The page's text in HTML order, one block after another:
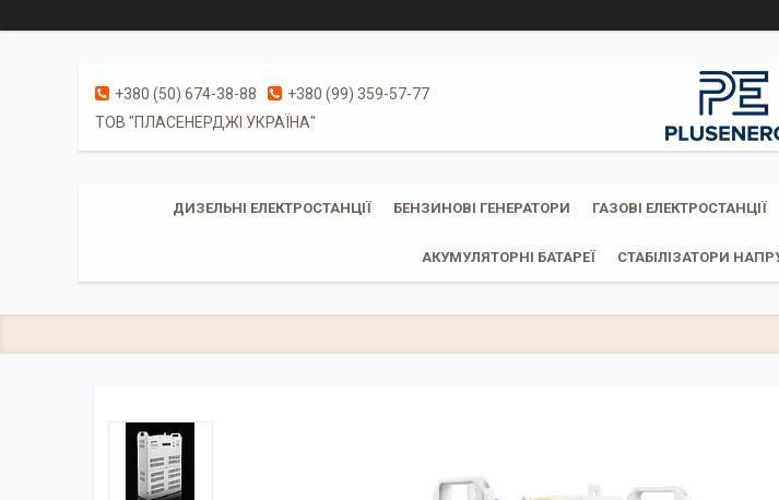
+380 (50) 674-38-88
+380 (99) 359-57-77
ТОВ "ПЛАСЕНЕРДЖІ УКРАЇНА"
ДИЗЕЛЬНІ ЕЛЕКТРОСТАНЦІЇ БЕНЗИНОВІ ГЕНЕРАТОРИ ГАЗОВІ ЕЛЕКТРОСТАНЦІЇ
АКУМУЛЯТОРНІ БАТАРЕЇ СТАБІЛІЗАТОРИ